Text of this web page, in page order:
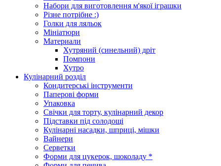
Набори для виготовлення м'якої іграшки
Різне потрібне :)
Голки для ляльок
Мініатюри
Материали
Хутряний (синельний) дріт
Помпони
Хутро
Кулінарний розділ
Кондитерські інструменти
Паперові форми
Упаковка
Свічки для торту, кулінарний декор
Підставки під солодощі
Кулінарні насадки, шприці, мішки
Вайнери
Серветки
Форми для цукерок, шоколаду *